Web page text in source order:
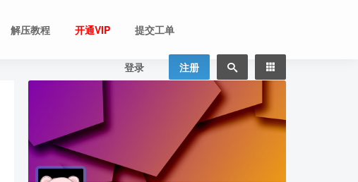
解压教程 开通VIP 提交工单
登录 注册